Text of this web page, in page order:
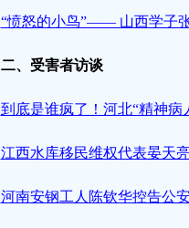
“愤怒的小鸟”—— 山西学子
二、受害者访谈
到底是谁疯了！河北“精神
江西水库移民维权代表晏天
河南安钢工人陈钦华控告公